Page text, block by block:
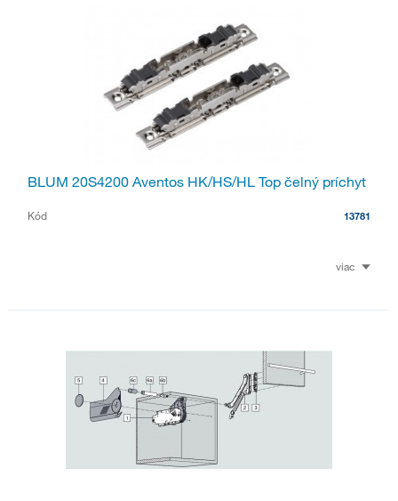
BLUM 20S4200 Aventos HK/HS/HL Top čelný príchyt
Kód 13781
viac